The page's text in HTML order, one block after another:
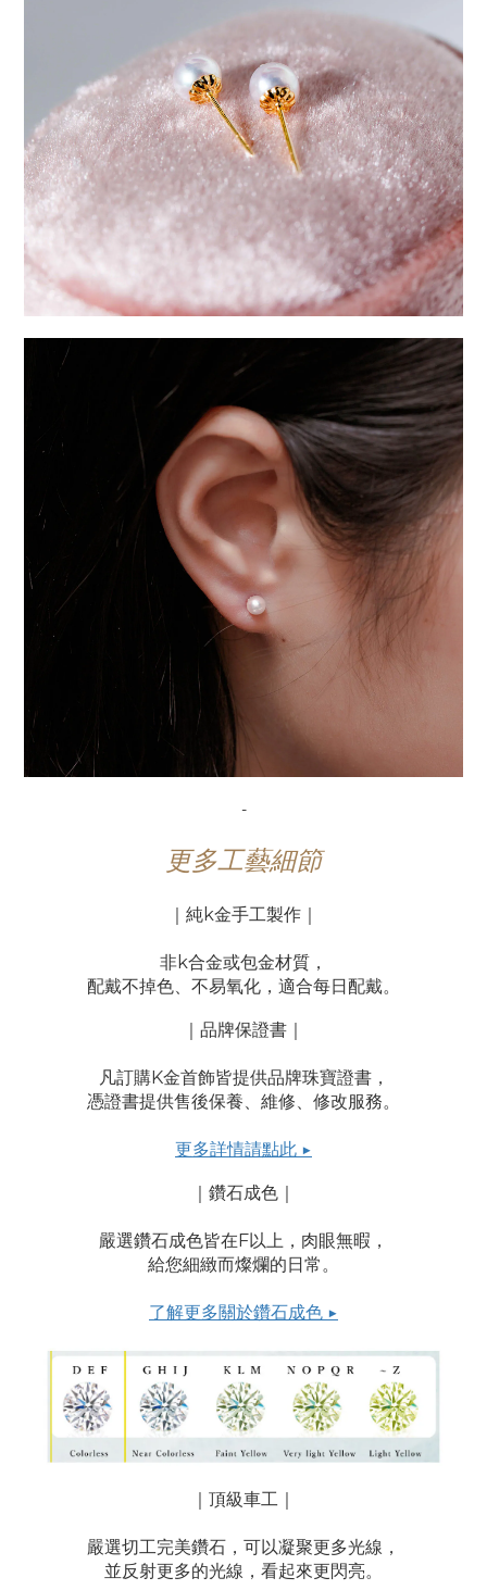
-
更多工藝細節
｜純k金手工製作｜
非k合金或包金材質，
配戴不掉色、不易氧化，適合每日配戴。
｜品牌保證書｜
凡訂購K金首飾皆提供品牌珠寶證書，
憑證書提供售後保養、維修、修改服務。
更多詳情請點此 ▶
｜ 鑽石成色 ｜
嚴選鑽石成色皆在F以上，肉眼無暇，
給您細緻而燦爛的日常。
了解更多關於鑽石成色 ▶
｜頂級車工｜
嚴選切工完美鑽石，可以凝聚更多光線，
並反射更多的光線，看起來更閃亮。